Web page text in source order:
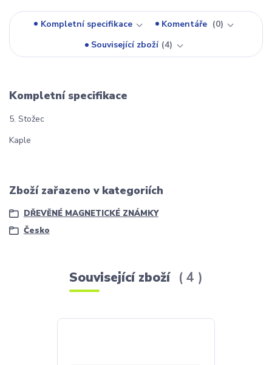
Kompletní specifikace Komentáře
0
Související zboží 4
Kompletní specifikace
5. Stožec
Kaple
Zboží zařazeno v kategoriích
DŘEVĚNÉ MAGNETICKÉ ZNÁMKY
Česko
Související zboží 4